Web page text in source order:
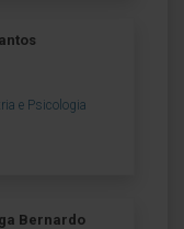
e Psicologia
Bernardo